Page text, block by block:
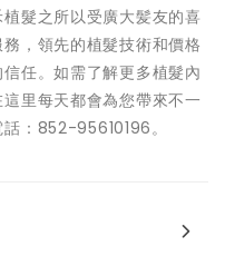
髮之所以受廣大髪友的喜
，領先的植髮技術和價格
任。如需了解更多植髮內
里每天都會為您帶來不一
：852-95610196。